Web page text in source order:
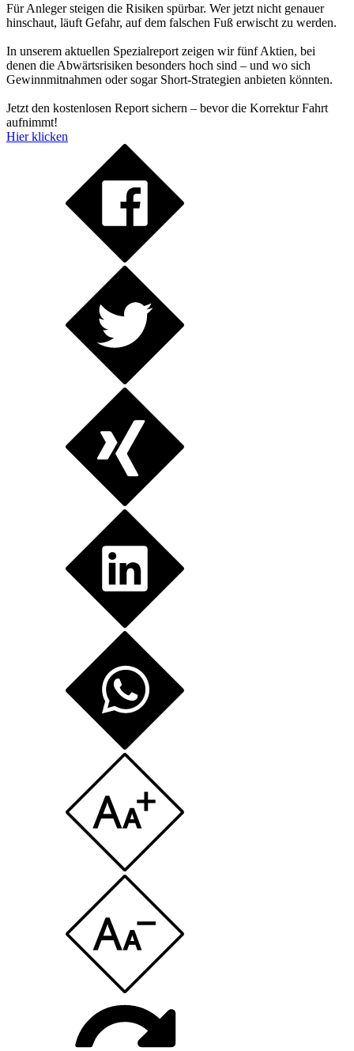
Für Anleger steigen die Risiken spürbar. Wer jetzt nicht genauer
hinschaut, läuft Gefahr, auf dem falschen Fuß erwischt zu werden.
In unserem aktuellen Spezialreport zeigen wir fünf Aktien, bei
denen die Abwärtsrisiken besonders hoch sind – und wo sich
Gewinnmitnahmen oder sogar Short-Strategien anbieten könnten.
Jetzt den kostenlosen Report sichern – bevor die Korrektur Fahrt
aufnimmt!
Hier klicken